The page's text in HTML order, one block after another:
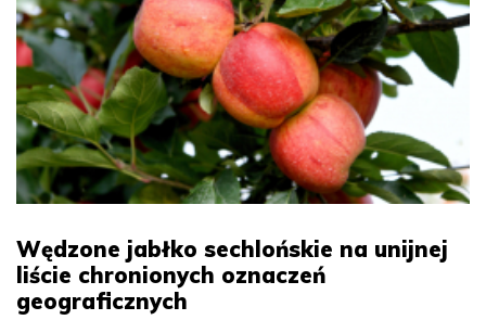
Wędzone jabłko sechlońskie na unijnej
liście chronionych oznaczeń
geograficznych